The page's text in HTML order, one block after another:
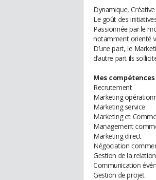
Dynamique,
Le goût des
Passionnée par le
notamment orienté
D’une part, le
d’autre part ils
Mes compétences
Recrutement
Marketing
Marketing service
Marketing et
Management
Marketing direct
Négociation
Gestion de la
Communication
Gestion de projet